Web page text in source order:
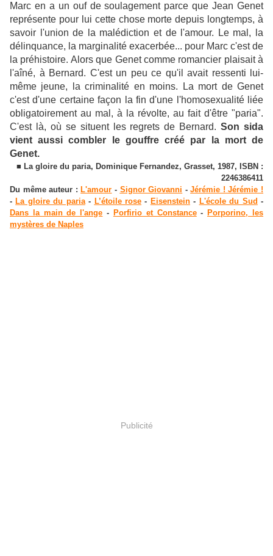
Marc en a un ouf de soulagement parce que Jean Genet
représente pour lui cette chose morte depuis longtemps, à
savoir l'union de la malédiction et de l'amour. Le mal, la
délinquance, la marginalité exacerbée... pour Marc c'est de
la préhistoire. Alors que Genet comme romancier plaisait à
l'aîné, à Bernard. C'est un peu ce qu'il avait ressenti lui-
même jeune, la criminalité en moins. La mort de Genet
c'est d'une certaine façon la fin d'une l'homosexualité liée
obligatoirement au mal, à la révolte, au fait d'être "paria".
C'est là, où se situent les regrets de Bernard.Son sida
vient aussi combler le gouffre créé par la mort de
Genet.
■ La gloire du paria, Dominique Fernandez, Grasset, 1987, ISBN :
2246386411
Du même auteur : L'amour - Signor Giovanni -Jérémie ! Jérémie !
- La gloire du paria- L’étoile rose - Eisenstein- L'école du Sud -
Dans la main de l'ange - Porfirio et Constance- Porporino, les
mystères de Naples
Publicité